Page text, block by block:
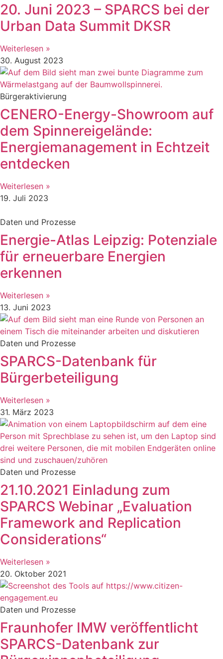
20. Juni 2023 – SPARCS bei der
Urban Data Summit DKSR
Weiterlesen »
30. August 2023
Bürgeraktivierung
CENERO-Energy-Showroom auf
dem Spinnereigelände:
Energiemanagement in Echtzeit
entdecken
Weiterlesen »
19. Juli 2023
Daten und Prozesse
Energie-Atlas Leipzig: Potenziale
für erneuerbare Energien
erkennen
Weiterlesen »
13. Juni 2023
Daten und Prozesse
SPARCS-Datenbank für
Bürgerbeteiligung
Weiterlesen »
31. März 2023
Daten und Prozesse
21.10.2021 Einladung zum
SPARCS Webinar „Evaluation
Framework and Replication
Considerations“
Weiterlesen »
20. Oktober 2021
Daten und Prozesse
Fraunhofer IMW veröffentlicht
SPARCS-Datenbank zur